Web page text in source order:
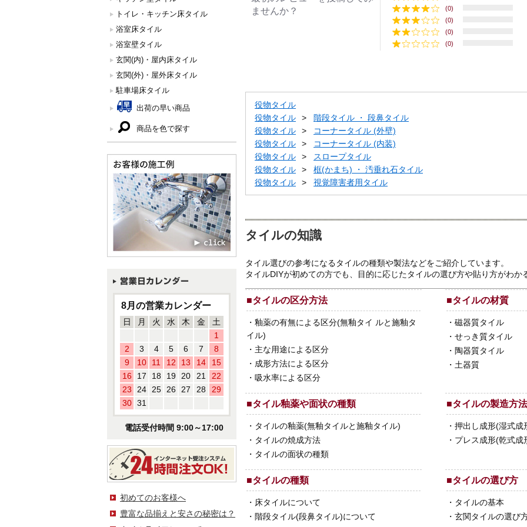
トイレ・キッチン床タイル
浴室床タイル
浴室壁タイル
玄関(内)・屋内床タイル
玄関(外)・屋外床タイル
駐車場床タイル
出荷の早い商品
商品を色で探す
8月の営業カレンダー
日 月 火 水 木 金
土
1
2
3 4 5 6 7
8
9
10 11 12 13 14
15
16
17 18 19 20 21
22
23
24 25 26 27 28
29
30 31
電話受付時間 9:00～17:00
初めてのお客様へ
豊富な品揃えと安さの秘密は？
ませんか？
(0)
(0)
(0)
(0)
役物タイル
役物タイル
階段タイル ・ 段鼻タイル
役物タイル
コーナータイル (外壁)
役物タイル
コーナータイル (内装)
役物タイル
スロープタイル
役物タイル
框(かまち) ・ 汚垂れ石タイル
役物タイル
視覚障害者用タイル
タイルの知識
タイル選びの参考になるタイルの種類や製法などをご紹介しています。
タイルDIYが初めての方でも、目的に応じたタイルの選び方や貼り方がわか
■タイルの区分方法
・ 釉薬の有無による区分(無釉タイ ルと施釉タ
イル)
・ 主な用途による区分
・ 成形方法による区分
・ 吸水率による区分
■タイルの材質
・ 磁器質タイル
・ せっき質タイル
・ 陶器質タイル
・ 土器質
■タイル釉薬や面状の種類
・ タイルの釉薬(無釉タイルと施釉タイル)
・ タイルの焼成方法
・ タイルの面状の種類
■タイルの製造方法
・ 押出し成形(湿式成
・ プレス成形(乾式成
■タイルの種類
・ 床タイルについて
・ 階段タイル(段鼻タイル)について
■タイルの選び方
・ タイルの基本
・ 玄関タイルの選び